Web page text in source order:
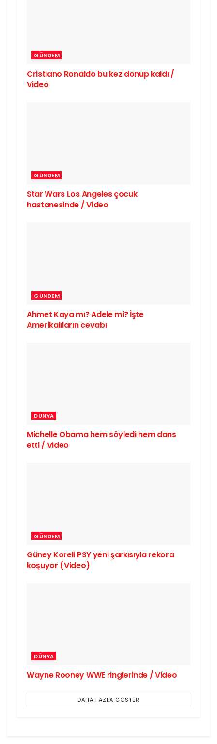
GÜNDEM
Cristiano Ronaldo bu kez donup kaldı /
Video
GÜNDEM
Star Wars Los Angeles çocuk
hastanesinde / Video
GÜNDEM
Ahmet Kaya mı? Adele mi? İşte
Amerikalıların cevabı
DÜNYA
Michelle Obama hem söyledi hem dans
etti / Video
GÜNDEM
Güney Koreli PSY yeni şarkısıyla rekora
koşuyor (Video)
DÜNYA
Wayne Rooney WWE ringlerinde / Video
DAHA FAZLA GÖSTER